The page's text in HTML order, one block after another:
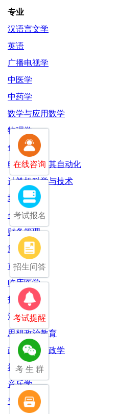
专业
汉语言文学
英语
广播电视学
中医学
中药学
数学与应用数学
物理学
化学
电气工程及其自动化
计算机科学与技术
城乡规划
会计学
财务管理
旅游管理
市场营销
临床医学
护理学
法学
思想政治教育
政治学与行政学
社会工作
音乐学
美术学
在线咨询
考试报名
招生问答
考试提醒
考 生 群